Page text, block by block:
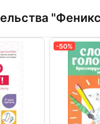
-50%